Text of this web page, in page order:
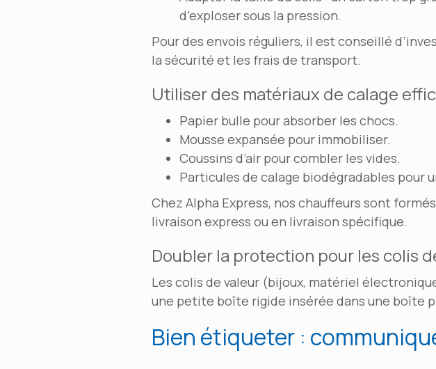
d’exploser sous la pression.
Pour des envois réguliers, il est conseillé
la sécurité et les frais de transport.
Utiliser des matériaux de calage
Papier bulle pour absorber les chocs.
Mousse expansée pour immobiliser.
Coussins d’air pour combler les vides.
Particules de calage biodégradables pour
Chez Alpha Express, nos chauffeurs sont
livraison express ou en livraison spécifique.
Doubler la protection pour les colis
Les colis de valeur (bijoux, matériel
une petite boîte rigide insérée dans une boîte
Bien étiqueter :